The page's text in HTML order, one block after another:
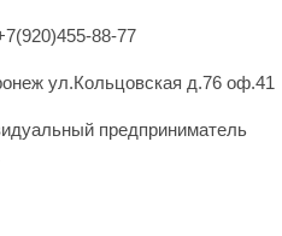
88-77
ул.Кольцовская д.76 оф.41
предприниматель